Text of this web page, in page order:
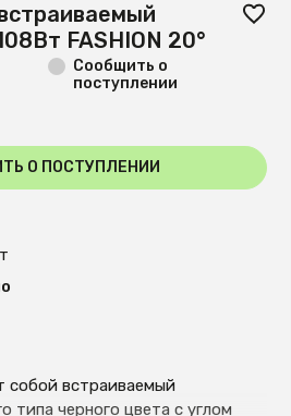
собой встраиваемый
типа черного цвета с углом
FASHION 20°
Сообщить о
поступлении
О ПОСТУПЛЕНИИ